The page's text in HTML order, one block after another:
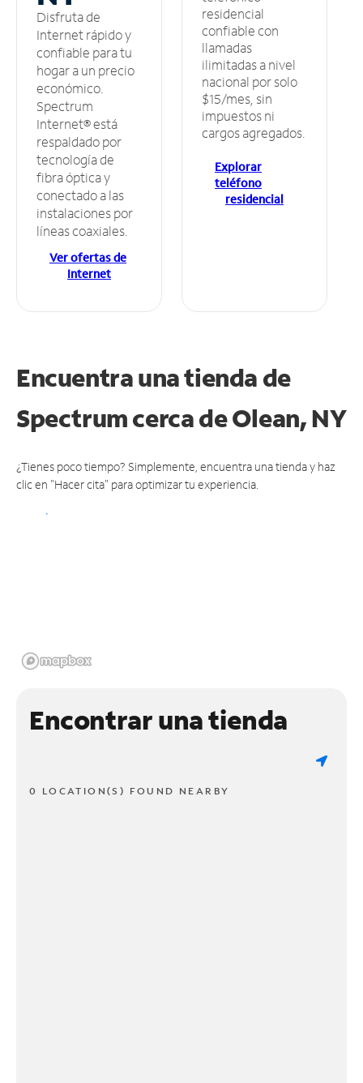
Disfruta de
Internet rápido y
confiable para tu
hogar a un precio
económico.
Spectrum
Internet® está
respaldado por
tecnología de
fibra óptica y
conectado a las
instalaciones por
líneas coaxiales.
Ver ofertas de
Internet
residencial
confiable con
llamadas
ilimitadas a nivel
nacional por solo
$15/mes, sin
impuestos ni
cargos agregados.
Explorar
teléfono
residencial
Encuentra una tienda de
Spectrumcerca de Olean, NY
¿Tienes poco tiempo? Simplemente, encuentra una tienda y haz
clic en "Hacer cita" para optimizar tu experiencia.
Encontrar una tienda
0 LOCATION(S) FOUND NEARBY